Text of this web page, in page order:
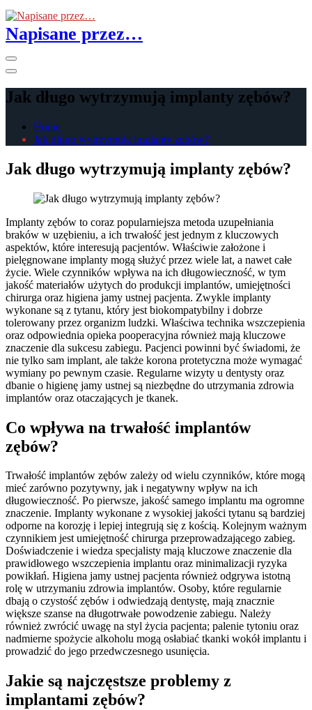
Skip
to
the
Napisane przez…
Jak długo wytrzymują implanty zębów?
Home
Jak długo wytrzymują implanty zębów?
Jak długo wytrzymują implanty zębów?
Implanty zębów to coraz popularniejsza metoda uzupełniania
braków w uzębieniu, a ich trwałość jest jednym z kluczowych
aspektów, które interesują pacjentów. Właściwie założone i
pielęgnowane implanty mogą służyć przez wiele lat, a nawet całe
życie. Wiele czynników wpływa na ich długowieczność, w tym
jakość materiałów użytych do produkcji implantów, umiejętności
chirurga oraz higiena jamy ustnej pacjenta. Zwykle implanty
wykonane są z tytanu, który jest biokompatybilny i dobrze
tolerowany przez organizm ludzki. Właściwa technika wszczepienia
oraz odpowiednia opieka pooperacyjna również mają kluczowe
znaczenie dla sukcesu zabiegu. Pacjenci powinni być świadomi, że
nie tylko sam implant, ale także korona protetyczna może wymagać
wymiany po pewnym czasie. Regularne wizyty u dentysty oraz
dbanie o higienę jamy ustnej są niezbędne do utrzymania zdrowia
implantów oraz otaczających je tkanek.
Co wpływa na trwałość implantów
zębów?
Trwałość implantów zębów zależy od wielu czynników, które mogą
mieć zarówno pozytywny, jak i negatywny wpływ na ich
długowieczność. Po pierwsze, jakość samego implantu ma ogromne
znaczenie. Implanty wykonane z wysokiej jakości tytanu są bardziej
odporne na korozję i lepiej integrują się z kością. Kolejnym ważnym
czynnikiem jest umiejętność chirurga przeprowadzającego zabieg.
Doświadczenie i wiedza specjalisty mają kluczowe znaczenie dla
prawidłowego wszczepienia implantu oraz minimalizacji ryzyka
powikłań. Higiena jamy ustnej pacjenta również odgrywa istotną
rolę w utrzymaniu zdrowia implantów. Osoby, które regularnie
dbają o czystość zębów i odwiedzają dentystę, mają znacznie
większe szanse na długotrwałe powodzenie zabiegu. Należy
również zwrócić uwagę na styl życia pacjenta; palenie tytoniu oraz
nadmierne spożycie alkoholu mogą osłabiać tkanki wokół implantu i
prowadzić do jego przedwczesnego usunięcia.
Jakie są najczęstsze problemy z
implantami zębów?